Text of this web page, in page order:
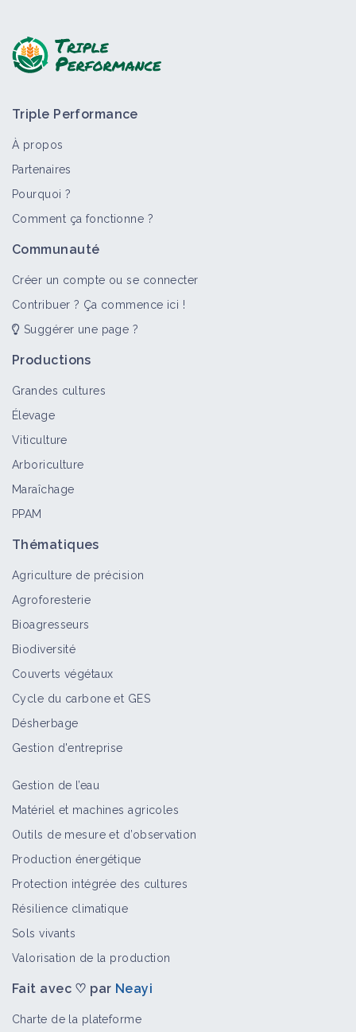
Vidéo
Formation Cycle de la fertilité :
Konrad Schreiber (12/13)
Vidéo
Vidéo
Formation Cycle de la fertilité:
Triple Performance
À propos
Partenaires
Pourquoi ?
Comment ça fonctionne ?
Communauté
Créer un compte ou se connecter
Contribuer ? Ça commence ici !
Suggérer une page ?
Productions
Grandes cultures
Élevage
Viticulture
Arboriculture
Maraîchage
PPAM
Thématiques
Agriculture de précision
Agroforesterie
Bioagresseurs
Biodiversité
Couverts végétaux
Cycle du carbone et GES
Désherbage
Gestion d'entreprise
Gestion de l’eau
Matériel et machines agricoles
Outils de mesure et d’observation
Production énergétique
Protection intégrée des cultures
Résilience climatique
Sols vivants
Valorisation de la production
Fait avec ♡ par Neayi
Charte de la plateforme